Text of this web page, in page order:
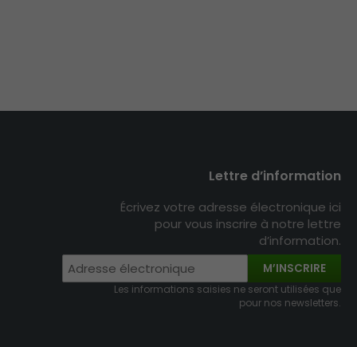
Lettre d’information
Écrivez votre adresse électronique ici
pour vous inscrire à notre lettre
d’information.
M’INSCRIRE
Les informations saisies ne seront utilisées que
pour nos newsletters.